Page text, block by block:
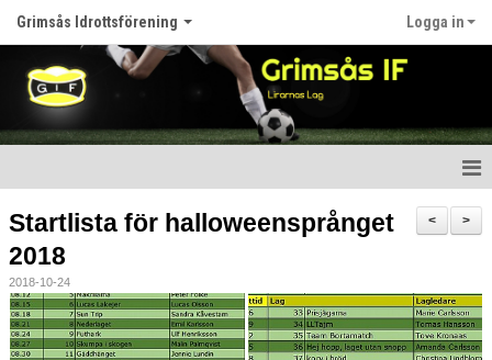
Grimsås Idrottsförening Logga in
Nyheter
Föreningen
Kalender
>
<
Startlista för halloweensprånget
2018
2018-10-24